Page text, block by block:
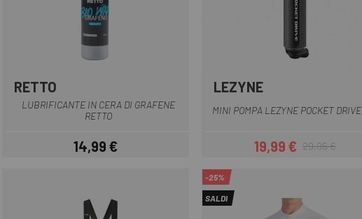
RETTO
LUBRIFICANTE IN CERA DI GRAFENE
RETTO
Prezzo
14,99 €
LEZYNE
MINI POMPA LEZYNE POCKET DRIVE
Prezzo
19,99 €Prezzo base
29,95 €
-25%
SALDI